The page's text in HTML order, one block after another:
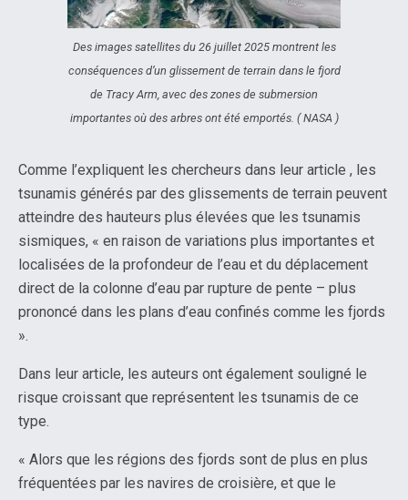
Des images satellites du 26 juillet 2025 montrent les
conséquences d’un glissement de terrain dans le fjord
de Tracy Arm, avec des zones de submersion
importantes où des arbres ont été emportés. ( NASA )
Comme l’expliquent les chercheurs dans leur article , les
tsunamis générés par des glissements de terrain peuvent
atteindre des hauteurs plus élevées que les tsunamis
sismiques, « en raison de variations plus importantes et
localisées de la profondeur de l’eau et du déplacement
direct de la colonne d’eau par rupture de pente – plus
prononcé dans les plans d’eau confinés comme les fjords
».
Dans leur article, les auteurs ont également souligné le
risque croissant que représentent les tsunamis de ce
type.
« Alors que les régions des fjords sont de plus en plus
fréquentées par les navires de croisière, et que le